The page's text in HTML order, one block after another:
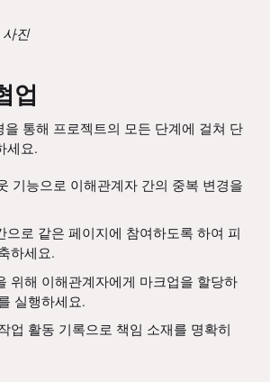
업
통해 프로젝트의 모든 단계에 걸쳐 단
세요.
기능으로 이해관계자 간의 중복 변경을
으로 같은 페이지에 참여하도록 하여 피
하세요.
위해 이해관계자에게 마크업을 할당하
실행하세요.
업 활동 기록으로 책임 소재를 명확히